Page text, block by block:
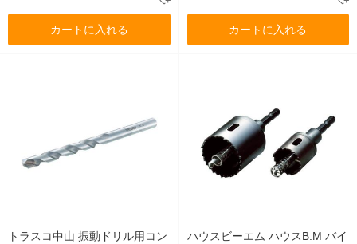
カートに入れる カートに入れる
トラスコ中山 振動ドリル用コン
ハウスビーエム ハウスB.M バイ